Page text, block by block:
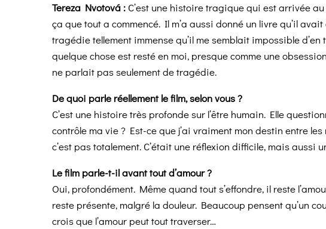
Tereza Nvotová : C’est une histoire tragique qui est arrivée
ça que tout a commencé. Il m’a aussi donné un livre qu’il
tragédie tellement immense qu’il me semblait impossible
quelque chose est resté en moi, presque comme une
ne parlait pas seulement de tragédie.
De quoi parle réellement le film, selon vous ?
C’est une histoire très profonde sur l’être humain. Elle
contrôle ma vie ? Est-ce que j’ai vraiment mon destin entre
c’est pas totalement. C’était une réflexion difficile, mais aussi
Le film parle-t-il avant tout d’amour ?
Oui, profondément. Même quand tout s’effondre, il reste
reste présente, malgré la douleur. Beaucoup pensent qu’un
crois que l’amour peut tout traverser…